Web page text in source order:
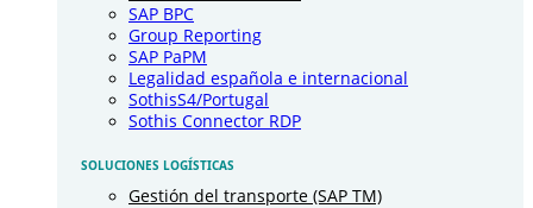
SAP BPC
Group Reporting
SAP PaPM
Legalidad española e internacional
SothisS4/Portugal
Sothis Connector RDP
SOLUCIONES LOGÍSTICAS
Gestión del transporte (SAP TM)